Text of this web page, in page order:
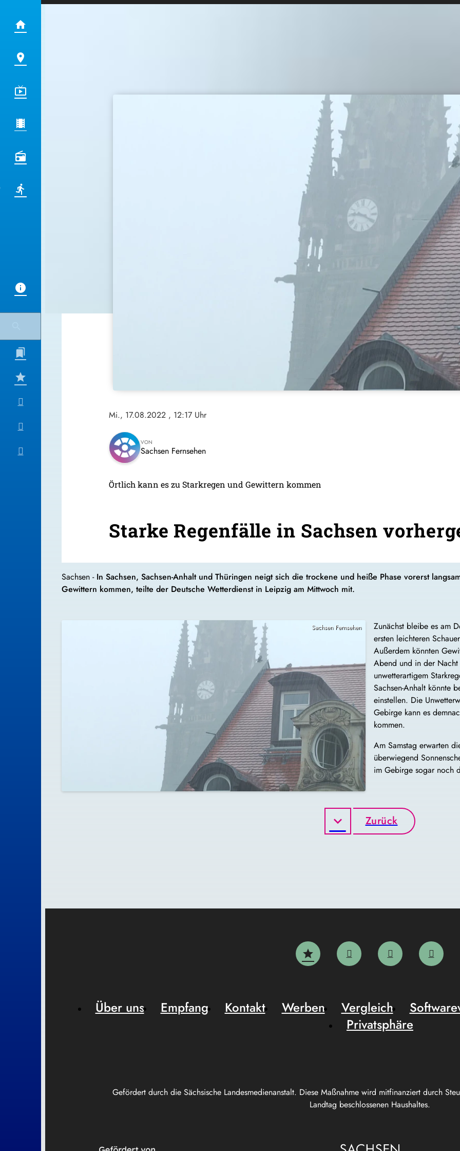
Mi., 17.08.2022 , 12:17 Uhr
VON
Sachsen Fernsehen
Örtlich kann es zu Starkregen und Gewittern kommen
Starke Regenfälle in Sachsen
Sachsen - In Sachsen, Sachsen-Anhalt und Thüringen neigt sich die trockene und heiße Phase vorerst
Gewittern kommen, teilte der Deutsche Wetterdienst in Leipzig am Mittwoch mit.
Sachsen Fernsehen
Zunächst bleibe es am
ersten leichteren
Außerdem könnten
Abend und in der Nacht
unwetterartigem
Sachsen-Anhalt könnte
einstellen. Die
Gebirge kann es
kommen.
Am Samstag erwarten
überwiegend
im Gebirge sogar noch
Zurück
Gefördert durch die Sächsische Landesmedienanstalt. Diese Maßnahme wird mitfinanziert durch
Landtag beschlossenen Haushaltes.
Über uns Empfang Kontakt Werben Vergleich
Privatsphäre